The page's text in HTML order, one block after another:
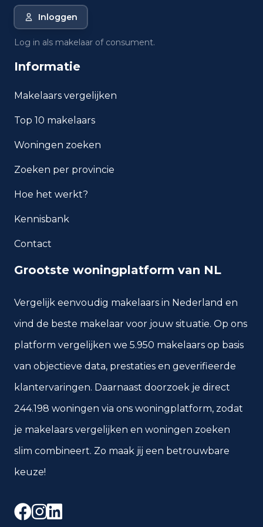
Wat is de gemiddelde WOZ-
Wat is het gemiddelde
Hoe veilig is wonen in Den
Welke woningtypen komen
het meest voor in Den Haag?
Inloggen
Log in als makelaar of consument.
Informatie
Makelaars vergelijken
Top 10 makelaars
Woningen zoeken
Zoeken per provincie
Hoe het werkt?
Kennisbank
Contact
Grootste woningplatform van NL
Vergelijk eenvoudig makelaars in Nederland en
vind de beste makelaar voor jouw situatie. Op ons
platform vergelijken we 5.950 makelaars op basis
van objectieve data, prestaties en geverifieerde
klantervaringen. Daarnaast doorzoek je direct
244.198 woningen via ons woningplatform, zodat
je makelaars vergelijken en woningen zoeken
slim combineert. Zo maak jij een betrouwbare
keuze!
Facebook
Instagram
LinkedIn